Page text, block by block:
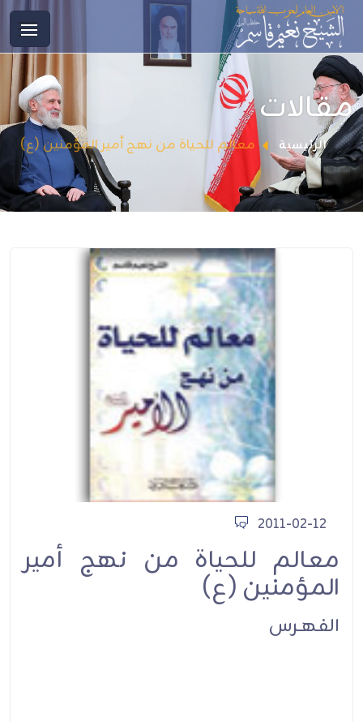
مقالات
الرئيسية معالم للحياة من نهج أمير المؤمنين (ع)
2011-02-12
معالم للحياة من نهج أمير
المؤمنين (ع)
الفهـرس